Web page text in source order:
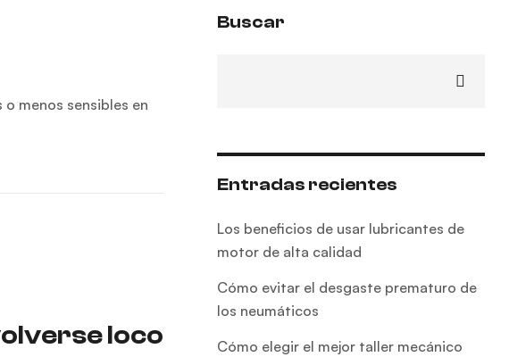
menos sensibles en
loco
Buscar
Entradas recientes
Los beneficios de usar lubricantes de
motor de alta calidad
Cómo evitar el desgaste prematuro de
los neumáticos
Cómo elegir el mejor taller mecánico